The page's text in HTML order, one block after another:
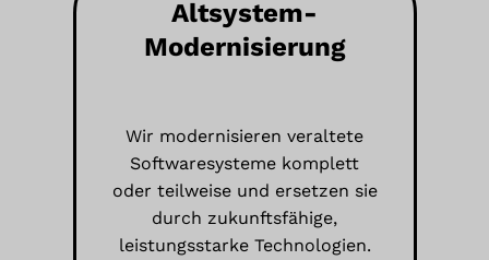
Altsystem-
Modernisierung
Wir modernisieren veraltete
Softwaresysteme komplett
oder teilweise und ersetzen sie
durch zukunftsfähige,
leistungsstarke Technologien.